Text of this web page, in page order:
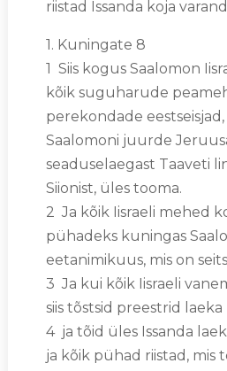
riistad Issanda koja
1. Kuningate 8
1 Siis kogus Saalomon
kõik suguharude
perekondade
Saalomoni juurde
seaduselaegast Taaveti
Siionist, üles tooma.
2 Ja kõik Iisraeli mehed
pühadeks kuningas
eetanimikuus, mis on
3 Ja kui kõik Iisraeli
siis tõstsid preestrid laeka
4 ja tõid üles Issanda
ja kõik pühad riistad, mis